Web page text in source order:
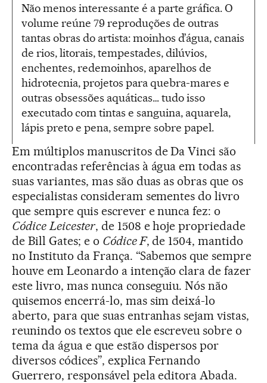
Não menos interessante é a parte gráfica. O
volume reúne 79 reproduções de outras
tantas obras do artista: moinhos d’água, canais
de rios, litorais, tempestades, dilúvios,
enchentes, redemoinhos, aparelhos de
hidrotecnia, projetos para quebra-mares e
outras obsessões aquáticas… tudo isso
executado com tintas e sanguina, aquarela,
lápis preto e pena, sempre sobre papel.
Em múltiplos manuscritos de Da Vinci são
encontradas referências à água em todas as
suas variantes, mas são duas as obras que os
especialistas consideram sementes do livro
que sempre quis escrever e nunca fez: o
Códice Leicester, de 1508 e hoje propriedade
de Bill Gates; e o Códice F, de 1504, mantido
no Instituto da França. “Sabemos que sempre
houve em Leonardo a intenção clara de fazer
este livro, mas nunca conseguiu. Nós não
quisemos encerrá-lo, mas sim deixá-lo
aberto, para que suas entranhas sejam vistas,
reunindo os textos que ele escreveu sobre o
tema da água e que estão dispersos por
diversos códices”, explica Fernando
Guerrero, responsável pela editora Abada.